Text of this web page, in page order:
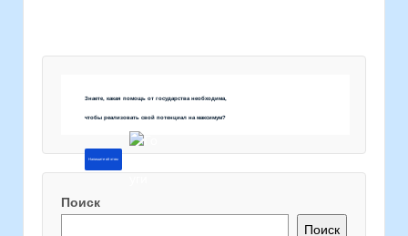
Знаете, какая помощь от государства необходима,
чтобы реализовать свой потенциал на максимум?
Напишите об этом
Поиск
Поиск